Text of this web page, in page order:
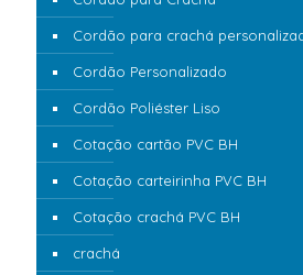
Cordão para crachá
Cordão Personalizado
Cordão Poliéster Liso
Cotação cartão PVC BH
Cotação carteirinha PVC BH
Cotação crachá PVC BH
crachá